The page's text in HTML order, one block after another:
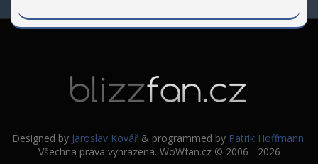
Designed by Jaroslav Kovář & programmed by Patrik Hoffmann.
Všechna práva vyhrazena. WoWfan.cz © 2006 - 2026